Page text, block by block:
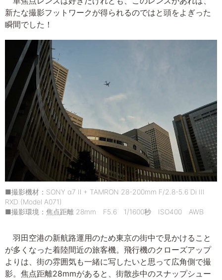
新たな撮影フットワークが得られるのではと頭をよぎった
瞬間でした！
■撮影機材：SONY α7 Ⅱ + TAMRON 28-200mm F/2.8-5.6 Di III
RXD (Model A071)
■撮影環境：焦点距離 28mm F5.6 1/1600秒 ISO400 AWB
羽田空港の新航路運用のため東京の街中で見かけること
が多くなった着陸間近の旅客機。飛行機のクローズアップ
よりは、街の雰囲気も一緒に写したいと思って広角側で撮
影。焦点距離28mmがあると、街散歩中のスナップシュー